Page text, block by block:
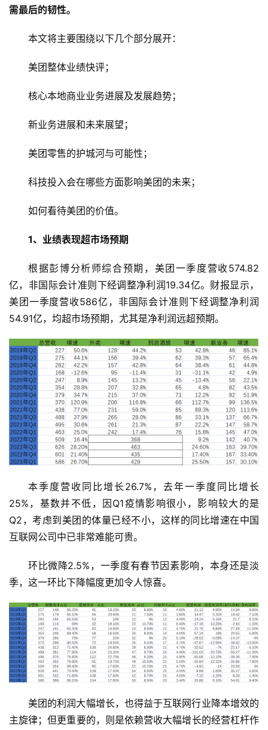
需最后的韧性。
本文将主要围绕以下几个部分展开：
美团整体业绩快评；
核心本地商业业务进展及发展趋势；
新业务进展和未来展望；
美团零售的护城河与可能性；
科技投入会在哪些方面影响美团的未来；
如何看待美团的价值。
1、业绩表现超市场预期
根据彭博分析师综合预期，美团一季度营收574.82
亿，非国际会计准则下经调整净利润19.34亿。财报显示，
美团一季度营收586亿，非国际会计准则下经调整净利润
54.91亿，均超市场预期，尤其是净利润远超预期。
本季度营收同比增长26.7%，去年一季度同比增长
25%，基数并不低，因Q1疫情影响很小，影响较大的是
Q2，考虑到美团的体量已经不小，这样的同比增速在中国
互联网公司中已非常难能可贵。
环比微降2.5%，一季度有春节因素影响，本身还是淡
季，这一环比下降幅度更加令人惊喜。
美团的利润大幅增长，也得益于互联网行业降本增效的
主旋律；但更重要的，则是依赖营收大幅增长的经营杠杆作